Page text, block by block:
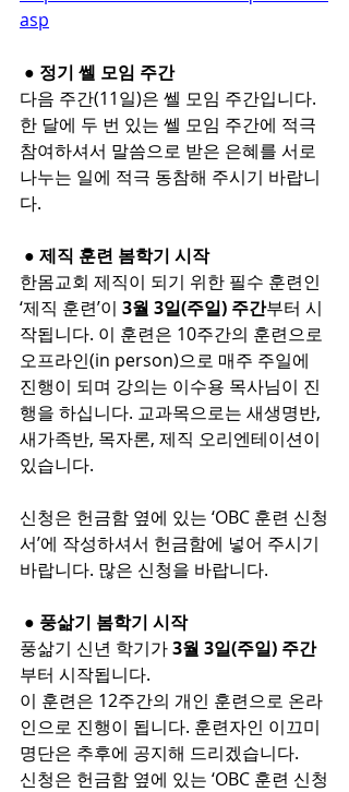
asp
● 정기 쎌 모임 주간
다음 주간(11일)은 쎌 모임 주간입니다.
한 달에 두 번 있는 쎌 모임 주간에 적극
참여하셔서 말씀으로 받은 은혜를 서로
나누는 일에 적극 동참해 주시기 바랍니
다.
● 제직 훈련 봄학기 시작
한몸교회 제직이 되기 위한 필수 훈련인
‘제직 훈련’이 3월 3일(주일) 주간부터 시
작됩니다. 이 훈련은 10주간의 훈련으로
오프라인(in person)으로 매주 주일에
진행이 되며 강의는 이수용 목사님이 진
행을 하십니다. 교과목으로는 새생명반,
새가족반, 목자론, 제직 오리엔테이션이
있습니다.
신청은 헌금함 옆에 있는 ‘OBC 훈련 신청
서’에 작성하셔서 헌금함에 넣어 주시기
바랍니다. 많은 신청을 바랍니다.
● 풍삶기 봄학기 시작
풍삶기 신년 학기가 3월 3일(주일) 주간
부터 시작됩니다.
이 훈련은 12주간의 개인 훈련으로 온라
인으로 진행이 됩니다. 훈련자인 이끄미
명단은 추후에 공지해 드리겠습니다.
신청은 헌금함 옆에 있는 ‘OBC 훈련 신청